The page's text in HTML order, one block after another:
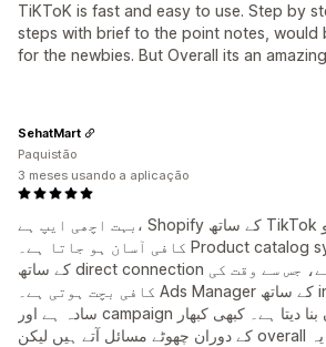
TiKToK is fast and easy to use. Step by
steps with brief to the point notes, would
for the newbies. But Overall its an
بہت اچھی ایپ ہے، Shopify کے ساتھ TikTok کو integrate کرنا
کافی آسان ہو جاتا ہے۔ Product catalog sync اور TikTok Shop
کے ساتھ direct connection کی سہولت بہت مفید ہے، جس سے وقت کی
کافی بچت ہوتی ہے۔ Ads Manager کے ساتھ integration بھی سیدھا
سادہ ہے اور campaign تخلیق کرنا آسان بنا دیتا ہے۔ کبھی کبھار setup
کے دوران چھوٹے مسائل آتے ہیں لیکن overall تجربہ مثبت رہا ہے اور یہ
SehatMart
Paquistão
3 meses usando a aplicação